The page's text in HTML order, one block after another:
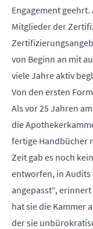
Engagement
Mitglieder der
von Beginn an mit
viele Jahre aktiv
Von den ersten
Als vor 25 Jahren
die
fertige Handbücher
Zeit gab es noch
entworfen, in
angepasst“,
hat sie die Kammer
der sie